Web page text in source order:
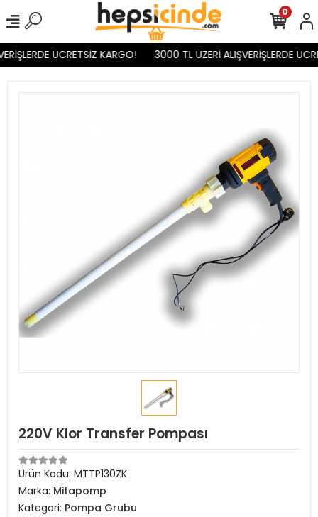
ÜCRETSİZ KARGO! 3000 TL ÜZERİ ALIŞVERİŞLERDE
0
220V Klor Transfer Pompası
Ürün Kodu: MTTP130ZK
Marka: Mitapomp
Kategori: Pompa Grubu